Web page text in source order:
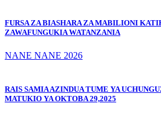
FURSA ZA BIASHARA ZA MABILIONI
ZAWAFUNGUKIA WATANZANIA
NANE NANE 2026
RAIS SAMIA AZINDUA TUME YA
MATUKIO YA OKTOBA 29,2025